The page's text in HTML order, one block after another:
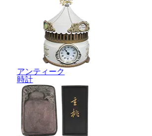
アンティーク
時計